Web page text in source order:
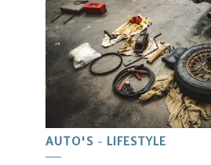
AUTO'S LIFESTYLE